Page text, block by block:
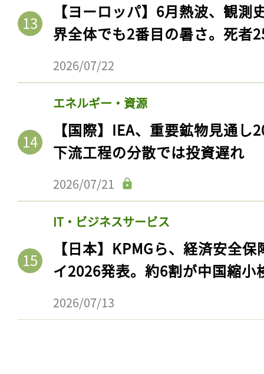
【ヨーロッパ】6月熱波、観
界全体でも2番目の暑さ。死者
2026/07/22
エネルギー・資源
【国際】IEA、重要鉱物見通
下流工程の分散では投資遅れ
2026/07/21
IT・ビジネスサービス
【日本】KPMGら、経済安全
イ2026発表。約6割が中国縮小
2026/07/13
記事をお気に入りに
ログインが必
ログイン